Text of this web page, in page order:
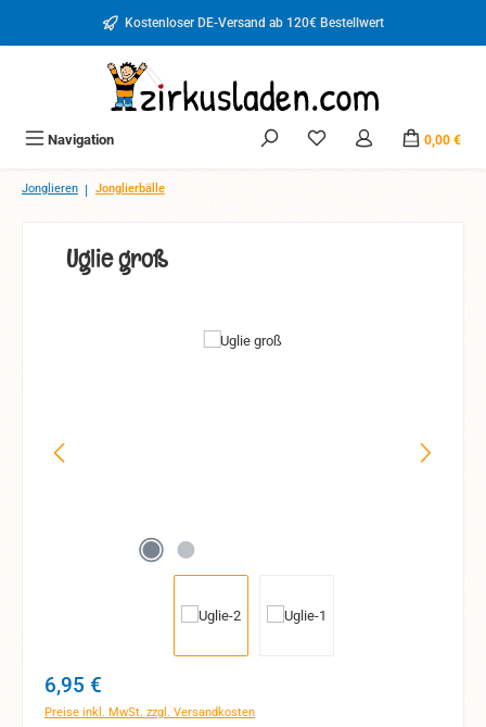
Zum Hauptinhalt springenKostenloser DE-Versand ab 120€ Bestellwert
Navigation Du hast 0 Produkte auf
0,00 €
Jonglieren | Jonglierbälle
Uglie groß
Regulärer Preis:
6,95 €
Preise inkl. MwSt. zzgl. Versandkosten